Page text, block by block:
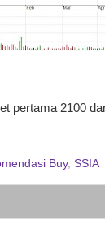
pertama 2100
Buy, SSIA